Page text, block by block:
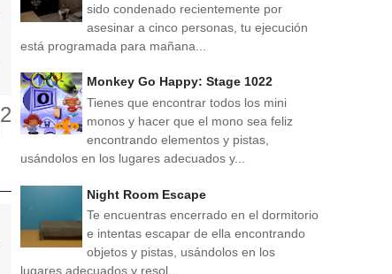
sido condenado recientemente por
asesinar a cinco personas, tu ejecución
está programada para mañana...
Monkey Go Happy: Stage 1022
Tienes que encontrar todos los mini
monos y hacer que el mono sea feliz
encontrando elementos y pistas,
usándolos en los lugares adecuados y...
Night Room Escape
Te encuentras encerrado en el dormitorio
e intentas escapar de ella encontrando
objetos y pistas, usándolos en los
lugares adecuados y resol...